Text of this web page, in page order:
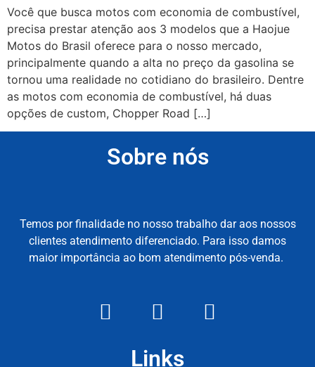
Você que busca motos com economia de combustível,
precisa prestar atenção aos 3 modelos que a Haojue
Motos do Brasil oferece para o nosso mercado,
principalmente quando a alta no preço da gasolina se
tornou uma realidade no cotidiano do brasileiro. Dentre
as motos com economia de combustível, há duas
opções de custom, Chopper Road […]
Sobre nós
Temos por finalidade no nosso trabalho dar aos nossos
clientes atendimento diferenciado. Para isso damos
maior importância ao bom atendimento pós-venda.
Links